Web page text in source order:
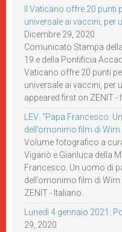
Il Vaticano offre 20
universale ai vaccini, per
Dicembre 29, 2020
Comunicato Stampa
19 e della Pontificia
Vaticano offre 20 punti
universale ai vaccini, per
appeared first on ZENIT -
LEV: “Papa Francesco.
dell’omonimo film di Wim
Volume fotografico a
Viganò e Gianluca della
Francesco. Un uomo di
dell’omonimo film di
ZENIT - Italiano.
Lunedì 4 gennaio 2021:
29, 2020